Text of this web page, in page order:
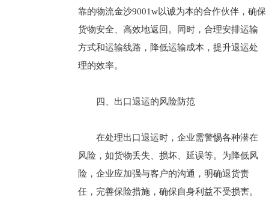
靠的物流金沙9001w以诚为本的合作伙伴，确保
货物安全、高效地返回。同时，合理安排运输
方式和运输线路，降低运输成本，提升退运处
理的效率。
四、出口退运的风险防范
在处理出口退运时，企业需警惕各种潜在
风险，如货物丢失、损坏、延误等。为降低风
险，企业应加强与客户的沟通，明确退货责
任，完善保险措施，确保自身利益不受损害。